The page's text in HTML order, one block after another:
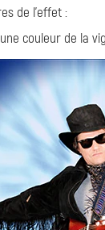
de l'effet :
une couleur de la